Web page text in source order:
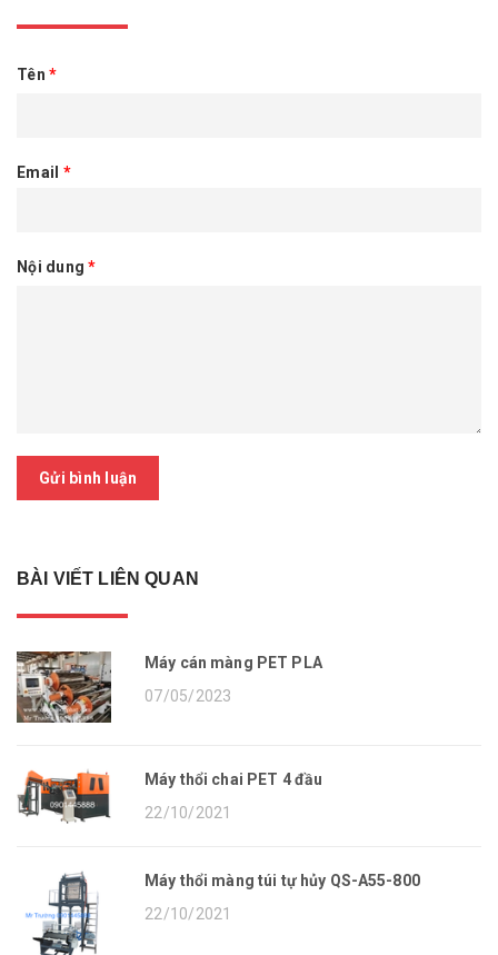
Tên *
Email *
Nội dung*
Gửi bình luận
BÀI VIẾT LIÊN QUAN
Máy cán màng PET PLA
07/05/2023
Máy thổi chai PET 4 đầu
22/10/2021
Máy thổi màng túi tự hủy QS-A55-800
22/10/2021